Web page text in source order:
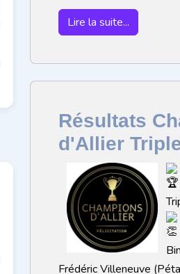
Lire la suite...
Résultats
d'Allier
Frédéric Villeneuve